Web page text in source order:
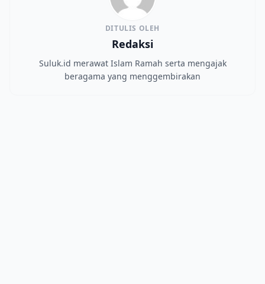
DITULIS OLEH
Redaksi
Suluk.id merawat Islam Ramah serta mengajak
beragama yang menggembirakan